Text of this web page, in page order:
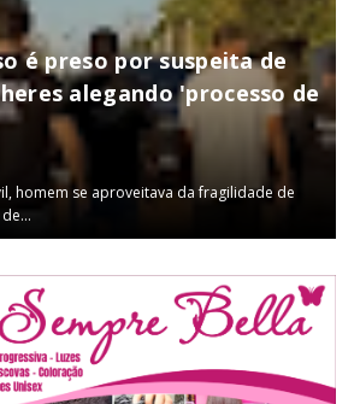
é preso por suspeita de
alegando 'processo de
homem se aproveitava da fragilidade de
de…